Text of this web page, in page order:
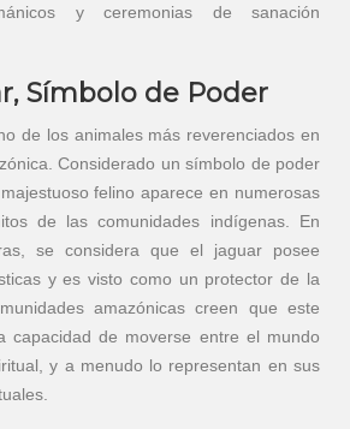
y ceremonias de sanación
Símbolo de Poder
de los animales más reverenciados en
Considerado un símbolo de poder
felino aparece en numerosas
de las comunidades indígenas. En
se considera que el jaguar posee
y es visto como un protector de la
amazónicas creen que este
capacidad de moverse entre el mundo
y a menudo lo representan en sus